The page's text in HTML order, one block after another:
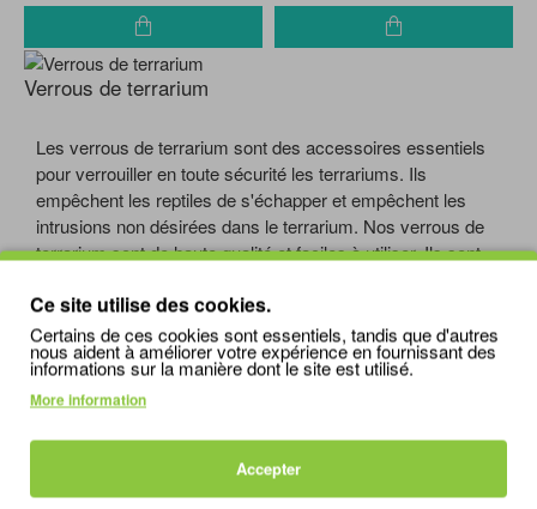
Verrous de terrarium
Les verrous de terrarium sont des accessoires essentiels
pour verrouiller en toute sécurité les terrariums. Ils
empêchent les reptiles de s'échapper et empêchent les
intrusions non désirées dans le terrarium. Nos verrous de
terrarium sont de haute qualité et faciles à utiliser. Ils sont
sécurité fiable. Avec un verrou de terrarium, vous pouvez
héberger vos reptiles en toute tranquillité. Découvrez notre
gamme de verrous de terrarium et assurez-vous que votre
terrarium est bien verrouillé.
LES PLUS CONSULTÉS
Ce site utilise des cookies.
Certains de ces cookies sont essentiels, tandis que d'autres
nous aident à améliorer votre expérience en fournissant des
informations sur la manière dont le site est utilisé.
More information
Accepter